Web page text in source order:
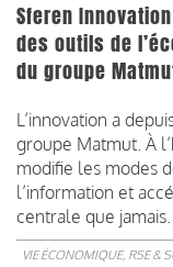
Sferen
des outils de
du groupe
L’innovation a
groupe Matmut. À
modifie les modes
l’information et
centrale que jamais.
VIE ÉCONOMIQUE, RSE &